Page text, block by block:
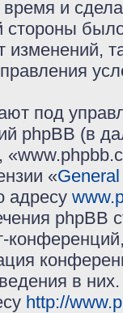
и
стороны
изменений,
под
phpBB (в
«
адресу
phpBB
в
http://